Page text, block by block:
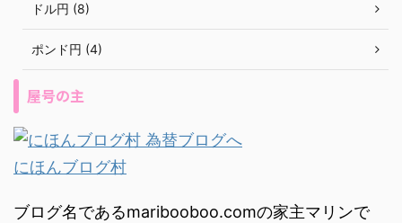
ドル円 (8)
ポンド円 (4)
屋号の主
にほんブログ村
ブログ名であるmaribooboo.comの家主マリンで